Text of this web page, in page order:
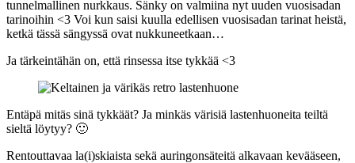
tunnelmallinen nurkkaus. Sänky on valmiina nyt uuden vuosisadan
tarinoihin <3 Voi kun saisi kuulla edellisen vuosisadan tarinat heistä,
ketkä tässä sängyssä ovat nukkuneetkaan…
Ja tärkeintähän on, että rinsessa itse tykkää <3
Entäpä mitäs sinä tykkäät? Ja minkäs värisiä lastenhuoneita teiltä
sieltä löytyy? 🙂
Rentouttavaa la(i)skiaista sekä auringonsäteitä alkavaan kevääseen,